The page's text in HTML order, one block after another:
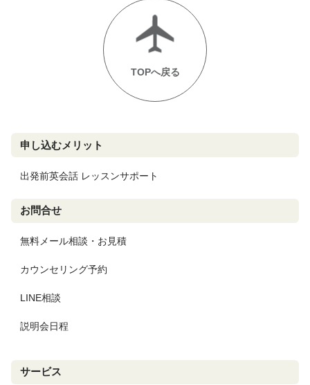
TOPへ戻る
申し込むメリット
出発前英会話 レッスンサポート
お問合せ
無料メール相談・お見積
カウンセリング予約
LINE相談
説明会日程
サービス